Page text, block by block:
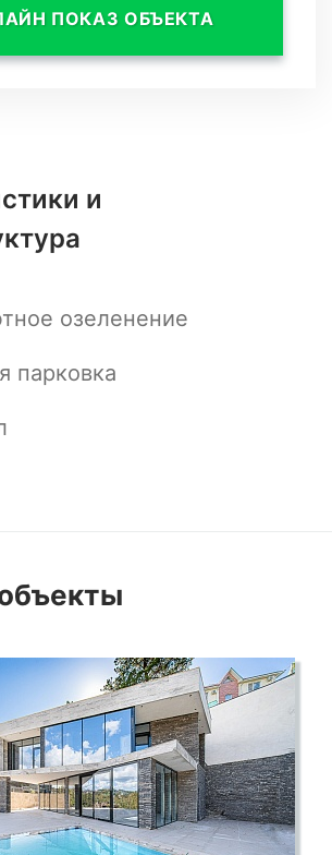
ПОКАЗ ОБЪЕКТА
и
озеленение
парковка